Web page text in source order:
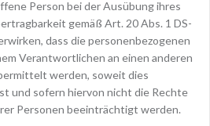
Person bei der Ausübung ihres
gemäß Art. 20 Abs. 1 DS-
dass die personenbezogenen
Verantwortlichen an einen anderen
werden, soweit dies
und sofern hiervon nicht die Rechte
Personen beeinträchtigt werden.